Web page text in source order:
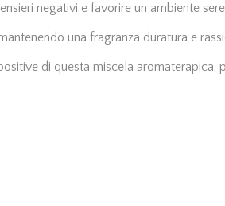
negativi e favorire un ambiente
una fragranza duratura e
di questa miscela aromaterapica,